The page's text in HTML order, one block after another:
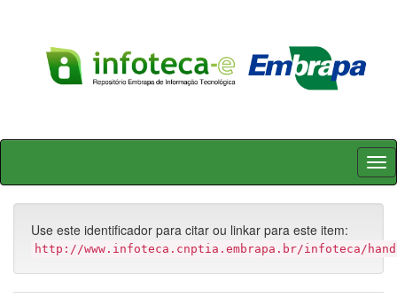
Skip
Use este identificador para citar ou linkar para este item:
http://www.infoteca.cnptia.embrapa.br/infoteca/